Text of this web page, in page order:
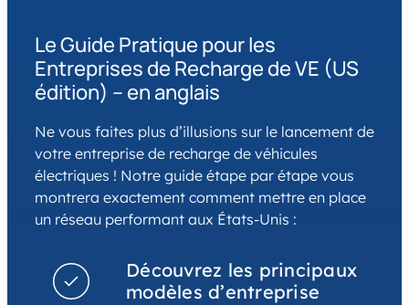
Le Guide Pratique pour les
Entreprises de Recharge de VE (US
édition) – en anglais
Ne vous faites plus d’illusions sur le lancement de
votre entreprise de recharge de véhicules
électriques ! Notre guide étape par étape vous
montrera exactement comment mettre en place
un réseau performant aux États-Unis :
Découvrez les principaux
modèles d’entreprise